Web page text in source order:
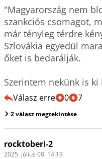
"Magyarország nem
szankciós csomagot,
már tényleg térdre
Szlovákia egyedül
őket is bedarálják.
Szerintem nekünk is
Válasz erre 0 7
2 válasz megtekintése
rocktoberi-2
2025. július 08. 14:19